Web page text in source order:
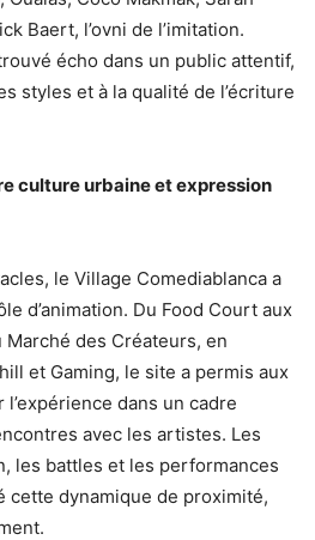
Baert, l’ovni de l’imitation.
écho dans un public attentif,
styles et à la qualité de l’écriture
culture urbaine et expression
le Village Comediablanca a
d’animation. Du Food Court aux
des Créateurs, en
et Gaming, le site a permis aux
dans un cadre
avec les artistes. Les
les battles et les performances
cette dynamique de proximité,